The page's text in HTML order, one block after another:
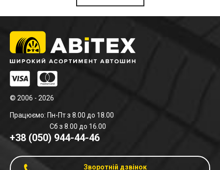
© 2006 - 2026
Працюємо: Пн-Пт з 8.00 до 18.00
Сб з 8.00 до 16.00
+38 (050) 944-44-46
Зворотній дзвінок